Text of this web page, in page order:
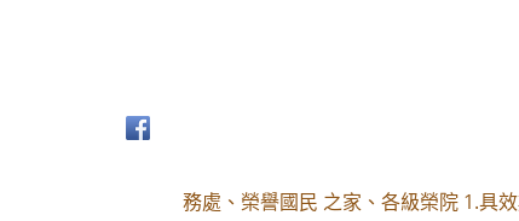
務處、榮譽國民 之家、各級榮院 1.具